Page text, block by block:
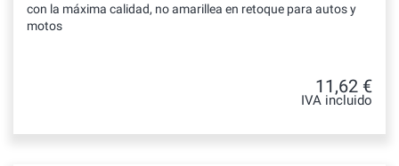
con la máxima calidad, no amarillea en retoque para autos y
motos
11,62 €
IVA incluido